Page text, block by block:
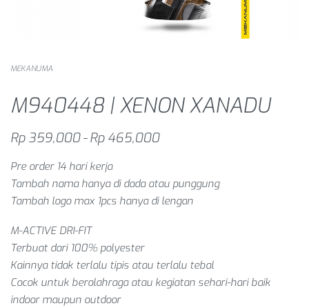
MEKANUMA
M940448 | XENON XANADU
Rp 359,000 Rp465,000
Pre order 14 hari kerja
Tambah nama hanya di dada atau punggung
Tambah logo max 1pcs hanya di lengan
M-ACTIVE DRI-FIT
Terbuat dari 100% polyester
Kainnya tidak terlalu tipis atau terlalu tebal
Cocok untuk berolahraga atau kegiatan sehari-hari baik
indoor maupun outdoor